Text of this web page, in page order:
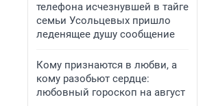
телефона исчезнувшей в тайге
семьи Усольцевых пришло
леденящее душу сообщение
Кому признаются в любви, а
кому разобьют сердце:
любовный гороскоп на август